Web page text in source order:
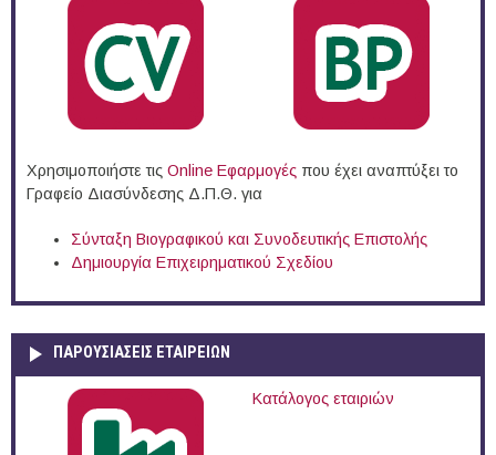
Χρησιμοποιήστε τις Online Eφαρμογές που έχει αναπτύξει το
Γραφείο Διασύνδεσης Δ.Π.Θ. για
Σύνταξη Βιογραφικού και Συνοδευτικής Επιστολής
Δημιουργία Επιχειρηματικού Σχεδίου
ΠΑΡΟΥΣΙΆΣΕΙΣ ΕΤΑΙΡΕΙΏΝ
Κατάλογος εταιριών